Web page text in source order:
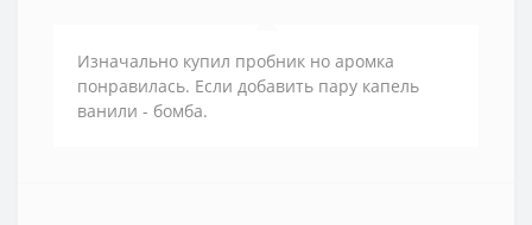
Изначально купил пробник но аромка
понравилась. Если добавить пару капель
ванили - бомба.